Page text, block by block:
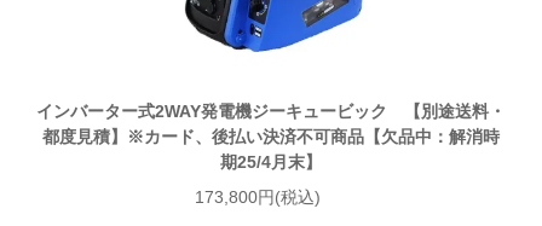
インバーター式2WAY発電機ジーキュービック 【別途送料・
都度見積】※カード、後払い決済不可商品【欠品中：解消時
期25/4月末】
173,800円(税込)